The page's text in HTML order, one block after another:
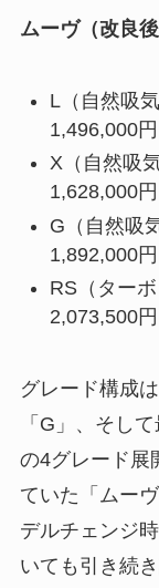
ムーヴ（改良
L（自然吸
1,496,000円
X（自然吸
1,628,000円
G（自然吸
1,892,000円
RS（ター
2,073,500円
グレード構成
「G」、そし
の4グレード展
ていた「ムー
デルチェンジ
いても引き続